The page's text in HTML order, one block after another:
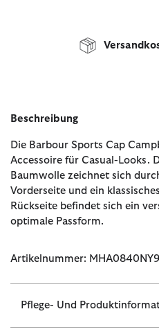
Beschreibung
Die Barbour Sports Cap
Accessoire für Casual-Looks.
Baumwolle zeichnet sich
Vorderseite und ein
Rückseite befindet sich ein
optimale Passform.
Artikelnummer:
Pflege- Und